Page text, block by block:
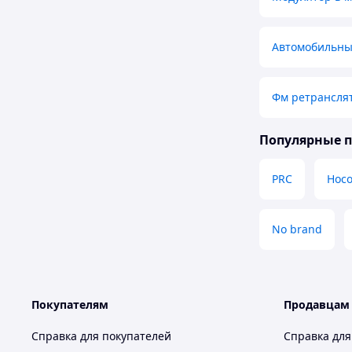
Фм
Популярные
PRC Hoco
No brand
Покупателям
Справка для покупателей
Продавцам
Справка